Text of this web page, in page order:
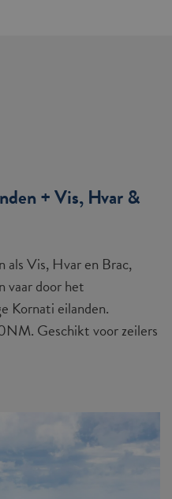
+ Vis, Hvar &
als Vis, Hvar en Brac,
vaar door het
Kornati eilanden.
Geschikt voor zeilers